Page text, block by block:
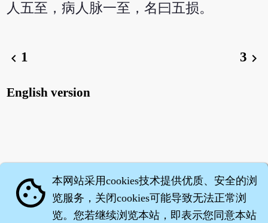
人五至，病人脉一至，名曰五损。
chevron_left 1 3 chevron_right
English version
cookie 本网站采用cookies技术提供优质、安全的浏
览服务，关闭cookies可能导致无法正常浏
览。您若继续浏览本站，即表示您同意本站